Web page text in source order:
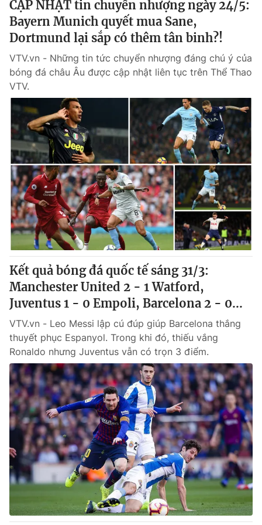
® Cấm sao chép dưới mọi hình thức nếu không có sự chấp
thuận bằng văn bản. Ghi rõ nguồn VTV.vn khi phát hành lại
thông tin từ website này.
CẬP NHẬT tin chuyển nhượng ngày 24/5:
Bayern Munich quyết mua Sane,
Dortmund lại sắp có thêm tân binh?!
VTV.vn - Những tin tức chuyển nhượng đáng chú ý của
bóng đá châu Âu được cập nhật liên tục trên Thể Thao
VTV.
Kết quả bóng đá quốc tế sáng 31/3:
Manchester United 2 - 1 Watford,
Juventus 1 - 0 Empoli, Barcelona 2 - 0...
VTV.vn - Leo Messi lập cú đúp giúp Barcelona thắng
thuyết phục Espanyol. Trong khi đó, thiếu vắng
Ronaldo nhưng Juventus vẫn có trọn 3 điểm.